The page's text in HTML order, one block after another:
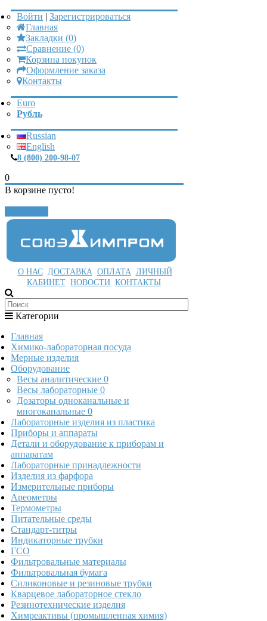
Войти | Зарегистрироваться
Главная
Закладки (0)
Сравнение (0)
Корзина покупок
Оформление заказа
Контакты
Euro
Рубль
Russian
English
8 (800) 200-98-07
0
В корзине пусто!
О НАС ДОСТАВКА ОПЛАТА ЛИЧНЫЙ
КАБИНЕТ НОВОСТИ КОНТАКТЫ
Категории
Главная
Химико-лабораторная посуда
Мерные изделия
Оборудование
Весы аналитические 0
Весы лабораторные 0
Дозаторы одноканальные и
многоканальные 0
Лабораторные изделия из пластика
Приборы и аппараты
Детали и оборудование к приборам и
аппаратам
Лабораторные принадлежности
Изделия из фарфора
Измерительные приборы
Ареометры
Термометры
Питательные среды
Стандарт-титры
Индикаторные трубки
ГСО
Фильтровальные материалы
Фильтровальная бумага
Силиконовые и резиновые трубки
Кварцевое лабораторное стекло
Резинотехнические изделия
Химреактивы (промышленная химия)